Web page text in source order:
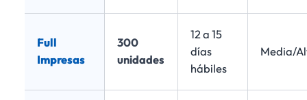
Full
Impresas
300
unidades
12 a 15
días
hábiles
Media/